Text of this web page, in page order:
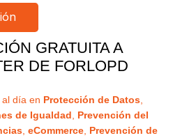
GRATUITA A
DE FORLOPD
día en Protección de Datos,
de Igualdad
Prevención del
, eCommerce, Prevención de